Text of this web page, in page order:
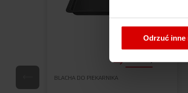
W każdej chwili
Odrzuć inne
BLACHA DO PIEKARNIKA
Porównaj